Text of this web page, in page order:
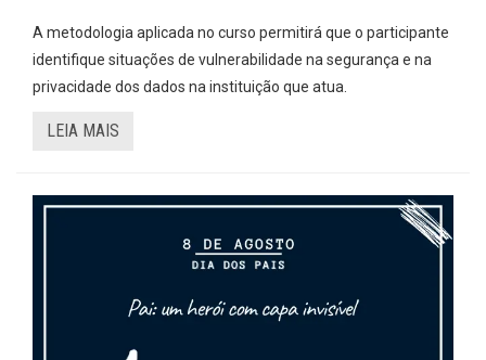
A metodologia aplicada no curso permitirá que o participante
identifique situações de vulnerabilidade na segurança e na
privacidade dos dados na instituição que atua.
LEIA MAIS